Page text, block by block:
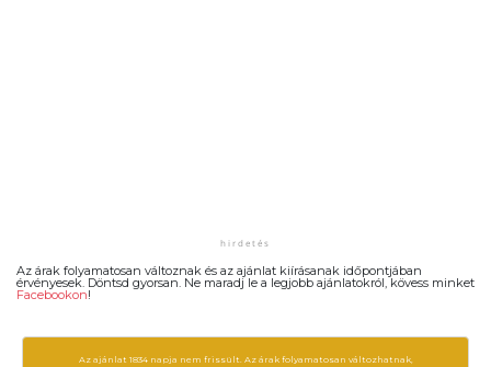
Az árak folyamatosan változnak és az ajánlat kiírásanak időpontjában
érvényesek. Döntsd gyorsan. Ne maradj le a legjobb ajánlatokról, kövess minket
Facebookon!
Az ajánlat 1834 napja nem frissült. Az árak folyamatosan változhatnak,